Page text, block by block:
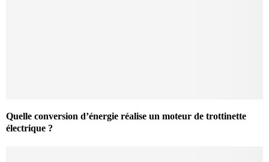
Quelle conversion d’énergie réalise un moteur de trottinette
électrique ?